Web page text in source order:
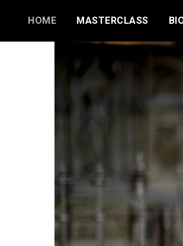
HOME MASTERCLASS